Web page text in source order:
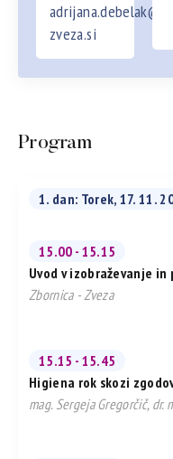
zveza.si
Program
1. dan: Torek, 17. 11.
15.00 - 15.15
Uvod v izobraževanje
Zbornica - Zveza
15.15 - 15.45
Higiena rok skozi
mag. Sergeja Gregorčič, dr.